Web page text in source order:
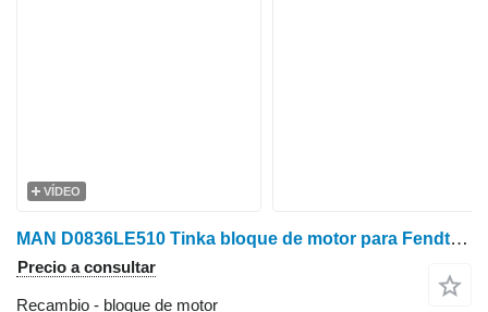
VÍDEO
MAN D0836LE510 Tinka bloque de motor para Fendt 930 tractor de ruedas
Precio a consultar
Recambio - bloque de motor